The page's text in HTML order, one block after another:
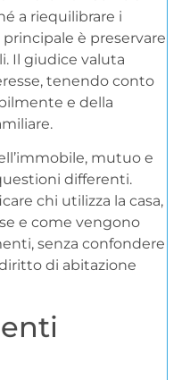
a riequilibrare i
è preservare
Il giudice valuta
tenendo conto
e della
mutuo e
differenti.
chi utilizza la casa,
e come vengono
senza confondere
di abitazione